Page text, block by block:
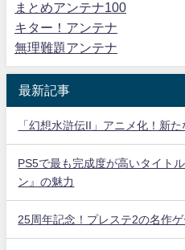
まとめアンテナ100
キター！アンテナ
無理難題アンテナ
最新記事
「幻想水滸伝II」アニメ化！新
PS5で最も完成度が高いタイト
ン』の魅力
25周年記念！プレステ2の名作